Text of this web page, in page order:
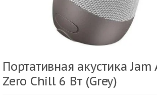
Портативная акустика Jam
Zero Chill 6 Вт (Grey)